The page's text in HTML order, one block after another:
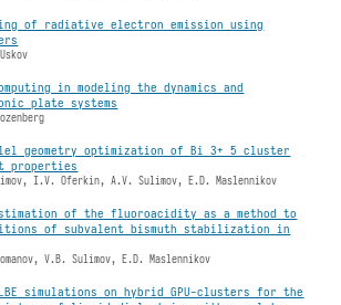
of radiative electron emission using
in modeling the dynamics and
plate systems
geometry optimization of Bi 3+ 5 cluster
properties
I.V. Oferkin, A.V. Sulimov, E.D. Maslennikov
of the fluoroacidity as a method to
of subvalent bismuth stabilization in
V.B. Sulimov, E.D. Maslennikov
simulations on hybrid GPU-clusters for the